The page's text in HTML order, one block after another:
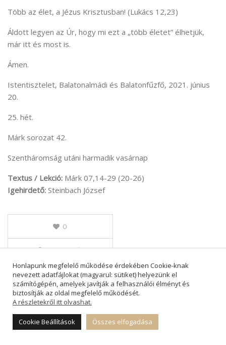
Több az élet, a Jézus Krisztusban! (Lukács 12,23)
Áldott legyen az Úr, hogy mi ezt a „több életet” élhetjük,
már itt és most is.
Ámen.
Istentisztelet, Balatonalmádi és Balatonfűzfő, 2021. június
20.
25. hét.
Márk sorozat 42.
Szentháromság utáni harmadik vasárnap
Textus / Lekció: Márk 07,14-29 (20-26)
Igehirdető: Steinbach József
0
HATALMAT ADOTT NEKÜNK – JÉZUS KIKIÜLDI
TANÍTVÁNYAIT
AZ ÖTEZER EMBER MEGVENDÉGELÉSE
Honlapunk megfelelő működése érdekében Cookie-knak
nevezett adatfájlokat (magyarul: sütiket) helyezünk el
számítógépén, amelyek javítják a felhasználói élményt és
biztosítják az oldal megfelelő működését.
A részletekről itt olvashat.
Cookie Beállítások Összes elfogadása